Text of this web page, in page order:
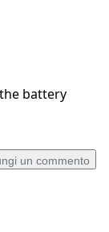
battery
un commento